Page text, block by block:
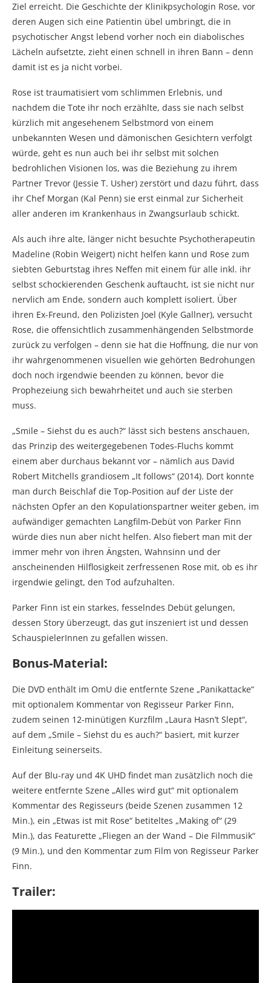
Ziel erreicht. Die Geschichte der Klinikpsychologin Rose, vor
deren Augen sich eine Patientin übel umbringt, die in
psychotischer Angst lebend vorher noch ein diabolisches
Lächeln aufsetzte, zieht einen schnell in ihren Bann – denn
damit ist es ja nicht vorbei.
Rose ist traumatisiert vom schlimmen Erlebnis, und
nachdem die Tote ihr noch erzählte, dass sie nach selbst
kürzlich mit angesehenem Selbstmord von einem
unbekannten Wesen und dämonischen Gesichtern verfolgt
würde, geht es nun auch bei ihr selbst mit solchen
bedrohlichen Visionen los, was die Beziehung zu ihrem
Partner Trevor (Jessie T. Usher) zerstört und dazu führt, dass
ihr Chef Morgan (Kal Penn) sie erst einmal zur Sicherheit
aller anderen im Krankenhaus in Zwangsurlaub schickt.
Als auch ihre alte, länger nicht besuchte Psychotherapeutin
Madeline (Robin Weigert) nicht helfen kann und Rose zum
siebten Geburtstag ihres Neffen mit einem für alle inkl. ihr
selbst schockierenden Geschenk auftaucht, ist sie nicht nur
nervlich am Ende, sondern auch komplett isoliert. Über
ihren Ex-Freund, den Polizisten Joel (Kyle Gallner), versucht
Rose, die offensichtlich zusammenhängenden Selbstmorde
zurück zu verfolgen – denn sie hat die Hoffnung, die nur von
ihr wahrgenommenen visuellen wie gehörten Bedrohungen
doch noch irgendwie beenden zu können, bevor die
Prophezeiung sich bewahrheitet und auch sie sterben
muss.
„Smile – Siehst du es auch?“ lässt sich bestens anschauen,
das Prinzip des weitergegebenen Todes-Fluchs kommt
einem aber durchaus bekannt vor – nämlich aus David
Robert Mitchells grandiosem „It follows“ (2014). Dort konnte
man durch Beischlaf die Top-Position auf der Liste der
nächsten Opfer an den Kopulationspartner weiter geben, im
aufwändiger gemachten Langfilm-Debüt von Parker Finn
würde dies nun aber nicht helfen. Also fiebert man mit der
immer mehr von ihren Ängsten, Wahnsinn und der
anscheinenden Hilflosigkeit zerfressenen Rose mit, ob es ihr
irgendwie gelingt, den Tod aufzuhalten.
Parker Finn ist ein starkes, fesselndes Debüt gelungen,
dessen Story überzeugt, das gut inszeniert ist und dessen
SchauspielerInnen zu gefallen wissen.
Bonus-Material:
Die DVD enthält im OmU die entfernte Szene „Panikattacke“
mit optionalem Kommentar von Regisseur Parker Finn,
zudem seinen 12-minütigen Kurzfilm „Laura Hasn’t Slept“,
auf dem „Smile – Siehst du es auch?“ basiert, mit kurzer
Einleitung seinerseits.
Auf der Blu-ray und 4K UHD findet man zusätzlich noch die
weitere entfernte Szene „Alles wird gut“ mit optionalem
Kommentar des Regisseurs (beide Szenen zusammen 12
Min.), ein „Etwas ist mit Rose“ betiteltes „Making of“ (29
Min.), das Featurette „Fliegen an der Wand – Die Filmmusik“
(9 Min.), und den Kommentar zum Film von Regisseur Parker
Finn.
Trailer: